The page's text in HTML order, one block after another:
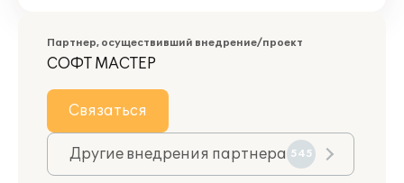
Партнер, осуществивший внедрение/проект
СОФТ МАСТЕР
Связаться
Другие внедрения партнера 545